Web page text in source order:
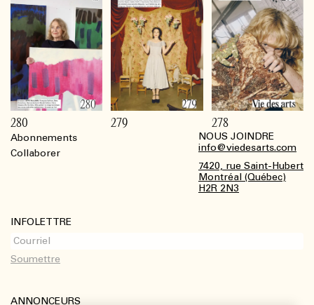
Abonnements
Collaborer
NOUS JOINDRE
info@viedesarts.com
7420, rue Saint-Hubert
Montréal (Québec)
H2R 2N3
INFOLETTRE
ANNONCEURS
280 279 278